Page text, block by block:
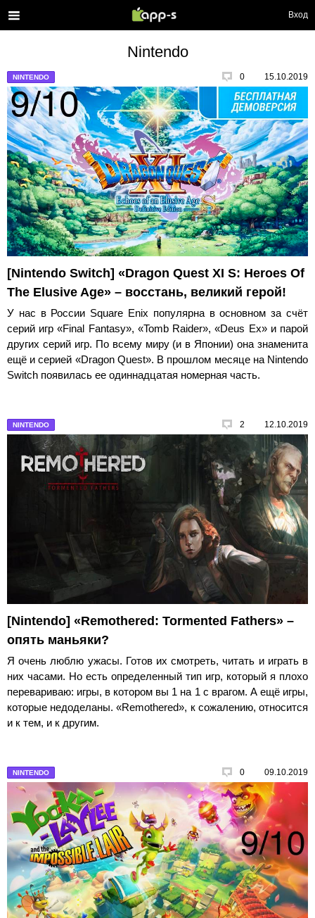
Вход
Nintendo
NINTENDO 0 15.10.2019
[Nintendo Switch] «Dragon Quest XI S: Heroes Of
The Elusive Age» – восстань, великий герой!
У нас в России Square Enix популярна в основном за счёт
серий игр «Final Fantasy», «Tomb Raider», «Deus Ex» и парой
других серий игр. По всему миру (и в Японии) она знаменита
ещё и серией «Dragon Quest». В прошлом месяце на Nintendo
Switch появилась ее одиннадцатая номерная часть.
NINTENDO 2 12.10.2019
[Nintendo] «Remothered: Tormented Fathers» –
опять маньяки?
Я очень люблю ужасы. Готов их смотреть, читать и играть в
них часами. Но есть определенный тип игр, который я плохо
перевариваю: игры, в котором вы 1 на 1 с врагом. А ещё игры,
которые недоделаны. «Remothered», к сожалению, относится
и к тем, и к другим.
NINTENDO 0 09.10.2019